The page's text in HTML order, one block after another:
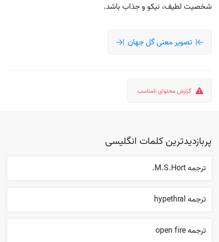
شخصیت لطیف، نیکو و جذاب باشد.
تصویر معنی گل جهان
گزارش محتوای نامناسب
پربازدیدترین کلمات انگلیسی
ترجمه M.S.Hort.
ترجمه hypethral
ترجمه open fire